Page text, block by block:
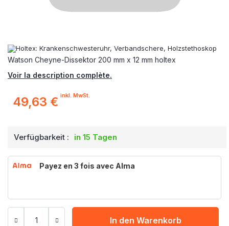
Watson Cheyne-Dissektor 200 mm x 12 mm holtex
Voir la description complète.
49,63 € inkl. MwSt.
Verfügbarkeit : in 15 Tagen
Payez en 3 fois avec Alma
In den Warenkorb